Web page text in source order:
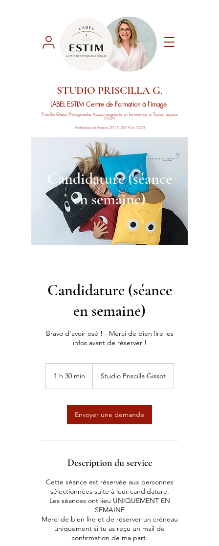
STUDIO PRISCILLA G.
LABEL ESTIM Centre de Formation à l'image
Priscilla Gissot Photographe Accompagnante et formatrice à Toulon depuis
2009
Portraitiste de France 2015, 2019 et 2025
Candidature (séance
en semaine)
Candidature (séance
en semaine)
Bravo d'avoir osé ! - Merci de bien lire les
infos avant de réserver !
1 h 30 min
m
i
n
Studio Priscilla Gissot
Envoyer une demande
Description du service
Cette séance est réservée aux personnes
sélectionnées suite à leur candidature.
Les séances ont lieu UNIQUEMENT EN
SEMAINE
Merci de bien lire et de réserver un créneau
uniquement si tu as reçu un mail de
confirmation de ma part.